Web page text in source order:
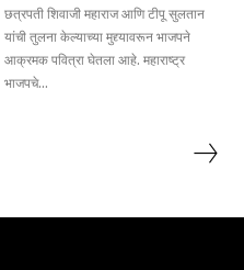
छत्रपती शिवाजी महाराज आणि टीपू सुलतान
यांची तुलना केल्याच्या मुद्द्यावरून भाजपने
आक्रमक पवित्रा घेतला आहे. महाराष्ट्र
भाजपचे...